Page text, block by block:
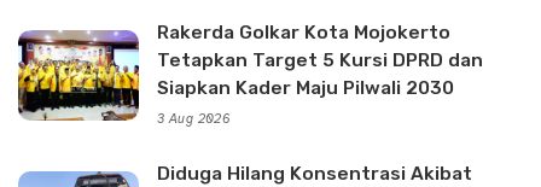
Rakerda Golkar Kota Mojokerto
Tetapkan Target 5 Kursi DPRD dan
Siapkan Kader Maju Pilwali 2030
3 Aug 2026
Diduga Hilang Konsentrasi Akibat